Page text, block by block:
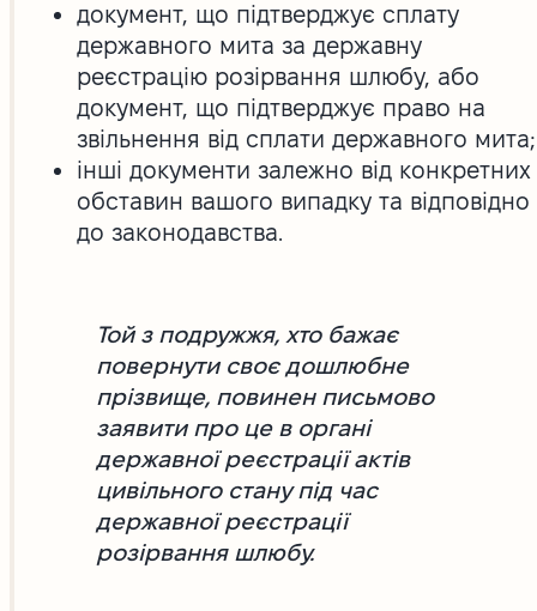
документ, що підтверджує сплату
державного мита за державну
реєстрацію розірвання шлюбу, або
документ, що підтверджує право на
звільнення від сплати державного мита;
інші документи залежно від конкретних
обставин вашого випадку та відповідно
до законодавства.
Той з подружжя, хто бажає
повернути своє дошлюбне
прізвище, повинен письмово
заявити про це в органі
державної реєстрації актів
цивільного стану під час
державної реєстрації
розірвання шлюбу.